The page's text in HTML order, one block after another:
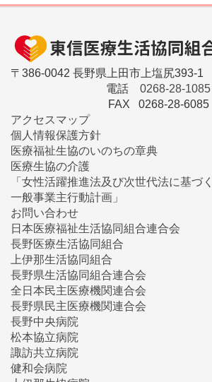
〒386-0042 長野県上田市上塩尻393-1
電話 0268-28-1085
FAX 0268-28-6085
アクセスマップ
個人情報保護方針
医療福祉生協のいのちの章典
医療生協の介護
「女性活躍推進法及び次世代法に基づく
一般事業主行動計画」
お問い合わせ
日本医療福祉生活協同組合連合会
長野医療生活協同組合
上伊那生活協同組合
長野県生活協同組合連合会
全日本民主医療機関連合会
長野県民主医療機関連合会
長野中央病院
松本協立病院
諏訪共立病院
健和会病院